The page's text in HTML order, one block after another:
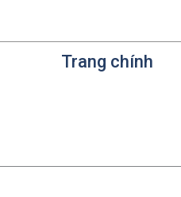
Trang chính